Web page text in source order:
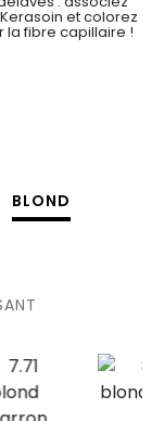
et colorez
la fibre capillaire !
BLOND